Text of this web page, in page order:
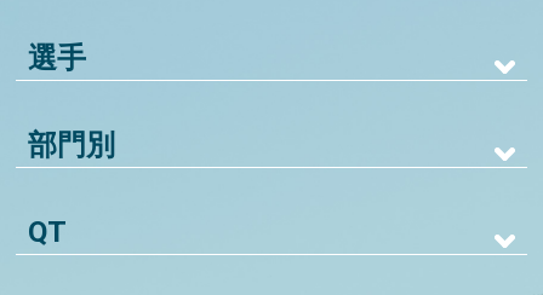
選手
部門別
QT